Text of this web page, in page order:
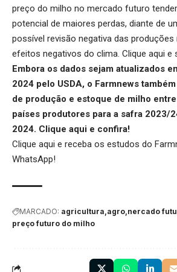
preço do milho no mercado futuro
potencial de maiores perdas, diante de
possível revisão negativa das produções
efeitos negativos do clima. Clique aqui e
Embora os dados sejam atualizados
2024 pelo USDA, o Farmnews
de produção e estoque de milho
países produtores para a safra 2023/
2024. Clique aqui e confira!
Clique aqui e receba os estudos do
WhatsApp!
MARCADO: agricultura agro nercado
preço futuro do milho